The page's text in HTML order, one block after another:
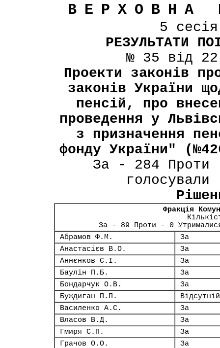
ВЕРХОВНА
5
РЕЗУЛЬТАТИ
№ 35 від
Проекти законів
законів України
пенсій, про
проведення у
з призначення
фонду України"
За - 284 Проти
Фракція
За - 89 Проти - 0
Абрамов Ф.М.
За
Анастасієв В.О.
За
Аннєнков Є.І.
За
Баулін П.Б.
За
Бондарчук О.В.
За
Буждиган П.П.
Відсутній
Василенко А.С.
За
Власов В.Д.
За
Гмиря С.П.
За
Грачов О.О.
За